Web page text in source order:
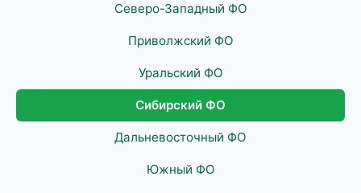
Северо-Западный ФО
Приволжский ФО
Уральский ФО
Сибирский ФО
Дальневосточный ФО
Южный ФО